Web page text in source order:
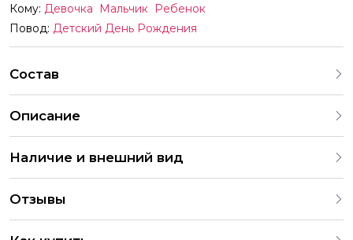
Кому: Девочка Мальчик Ребенок
Повод: Детский День Рождения
Состав
Описание
шт с держат
Наличие и внешний вид
сайте, тщательно отобраны для создания незабываемой
атмосферы. Мы предлагаем широкий ассортимент, и в
случае отсутствия определенного товара можем
Отзывы